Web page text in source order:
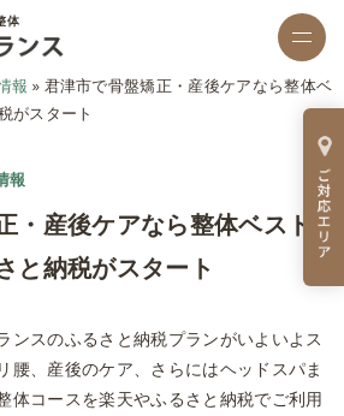
体
報 » 君津市で骨盤矯正・産後ケアなら整体ベ
がスタート
報
・産後ケアなら整体ベスト
と納税がスタート
ンスのふるさと納税プランがいよいよス
腰、産後のケア、さらにはヘッドスパま
体コースを楽天やふるさと納税でご利用